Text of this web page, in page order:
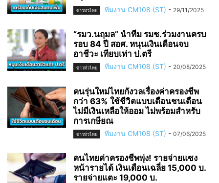
ข่าวทั่วไทย ทีมงาน CM108 (ST) - 29/11/2025
“รมว.นฤมล” นำทีม รมช.ร่วมงานครบ
รอบ 84 ปี สอศ. หนุนเงินเดือนจบ
อาชีวะ เทียบเท่า ป.ตรี
ข่าวทั่วไทย ทีมงาน CM108 (ST) - 20/08/2025
คนรุ่นใหม่ไทยกังวลเรื่องค่าครองชีพ
กว่า 63% ใช้ชีวิตแบบเดือนชนเดือน
ไม่มีเงินเหลือให้ออม ไม่พร้อมสำหรับ
การเกษียณ
ข่าวทั่วไทย ทีมงาน CM108 (ST) - 07/06/2025
คนไทยค่าครองชีพพุ่ง! รายจ่ายแซง
หน้ารายได้ เงินเดือนเฉลี่ย 15,000 บ.
รายจ่ายแตะ 19,000 บ.